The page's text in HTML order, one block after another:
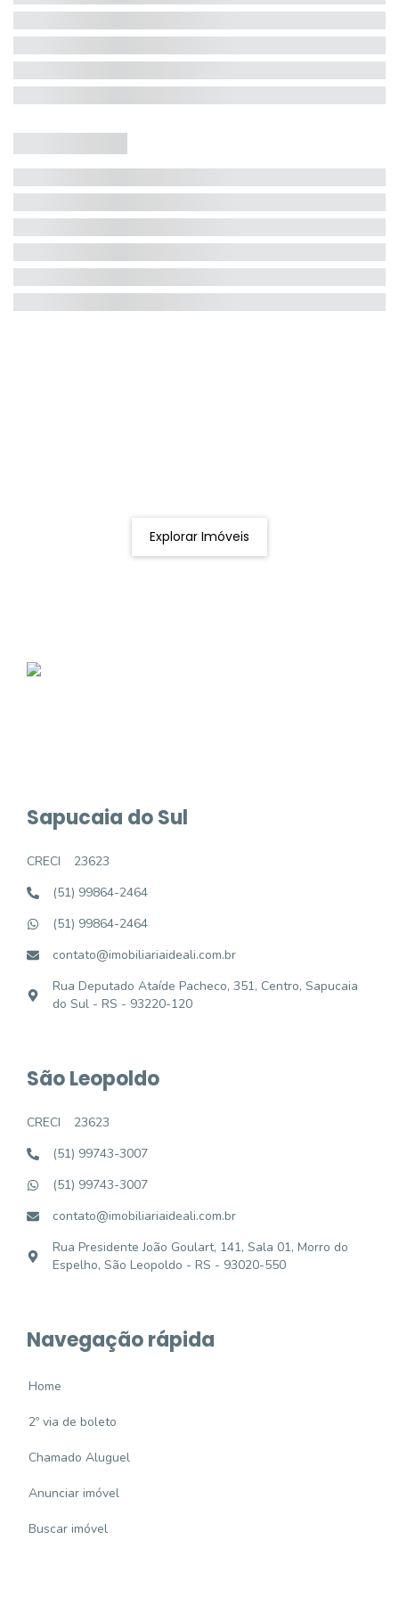
Explorar Imóveis
Sapucaia do Sul
CRECI
23623
(51) 99864-2464
(51) 99864-2464
contato@imobiliariaideali.com.br
Rua Deputado Ataíde Pacheco, 351, Centro, Sapucaia
do Sul - RS - 93220-120
São Leopoldo
CRECI
23623
(51) 99743-3007
(51) 99743-3007
contato@imobiliariaideali.com.br
Rua Presidente João Goulart, 141, Sala 01, Morro do
Espelho, São Leopoldo - RS - 93020-550
Navegação rápida
Home
2º via de boleto
Chamado Aluguel
Anunciar imóvel
Buscar imóvel